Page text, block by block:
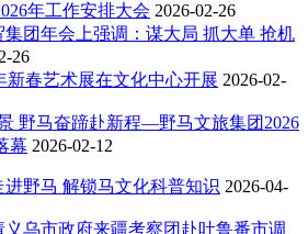
年工作安排大会 2026-02-26
集团年会上强调：谋大局 抓大单 抢机
26
新春艺术展在文化中心开展 2026-02-
野马奋蹄赴新程—野马文旅集团2026
幕 2026-02-12
进野马 解锁马文化科普知识 2026-04-
义乌市政府来疆考察团赴吐鲁番市调